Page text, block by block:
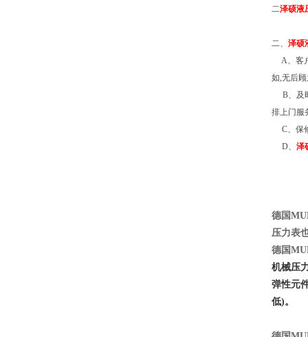
二泽硕液
二、 泽硕
A、客
如,无后
B、及
排上门服
C、保
D、 泽
德国
压力表
德国
机械压
弹性元
低)。